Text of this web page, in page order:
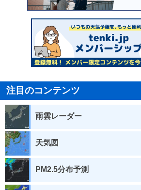
注目のコンテンツ
雨雲レーダー
天気図
PM2.5分布予測